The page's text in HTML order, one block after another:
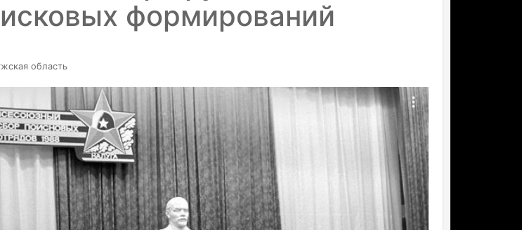
формирований
область